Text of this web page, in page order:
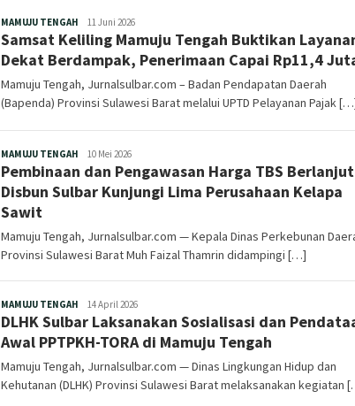
MAMUJU TENGAH Redaksi
11 Juni 2026
Samsat Keliling Mamuju Tengah Buktikan
Dekat Berdampak, Penerimaan Capai Rp11,4
Mamuju Tengah, Jurnalsulbar.com – Badan Pendapatan Daerah
(Bapenda) Provinsi Sulawesi Barat melalui UPTD Pelayanan Pajak
MAMUJU TENGAH Redaksi
10 Mei 2026
Pembinaan dan Pengawasan Harga TBS
Disbun Sulbar Kunjungi Lima Perusahaan Kelapa
Sawit
Mamuju Tengah, Jurnalsulbar.com — Kepala Dinas Perkebunan
Provinsi Sulawesi Barat Muh Faizal Thamrin didampingi […]
MAMUJU TENGAH Redaksi
14 April 2026
DLHK Sulbar Laksanakan Sosialisasi dan
Awal PPTPKH-TORA di Mamuju Tengah
Mamuju Tengah, Jurnalsulbar.com — Dinas Lingkungan Hidup dan
Kehutanan (DLHK) Provinsi Sulawesi Barat melaksanakan kegiatan